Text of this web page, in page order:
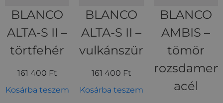
BLANCO
ALTA-S II –
törtfehér
161 400 Ft
Kosárba teszem
BLANCO
ALTA-S II –
vulkánszürke
161 400 Ft
Kosárba teszem
BLANCO
AMBIS –
tömör
acél